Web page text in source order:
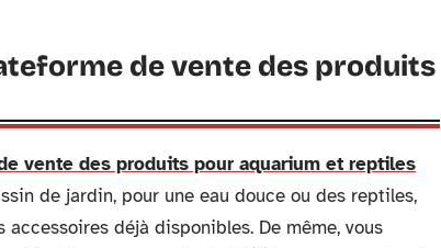
de vente des produits
vente des produits pour aquarium et reptiles
de jardin, pour une eau douce ou des reptiles,
déjà disponibles. De même, vous